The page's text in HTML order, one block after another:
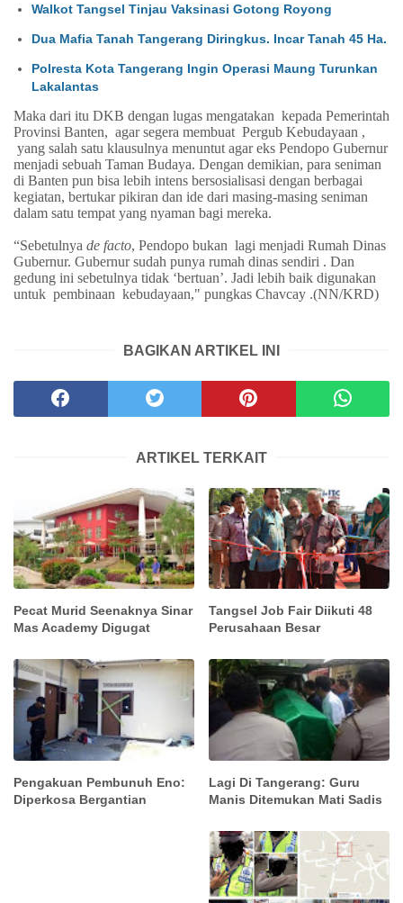
Walkot Tangsel Tinjau Vaksinasi Gotong Royong
Dua Mafia Tanah Tangerang Diringkus. Incar Tanah 45 Ha.
Polresta Kota Tangerang Ingin Operasi Maung Turunkan
Lakalantas
Maka dari itu DKB dengan lugas mengatakan kepada Pemerintah
Provinsi Banten, agar segera membuat Pergub Kebudayaan ,
yang salah satu klausulnya menuntut agar eks Pendopo Gubernur
menjadi sebuah Taman Budaya. Dengan demikian, para seniman
di Banten pun bisa lebih intens bersosialisasi dengan berbagai
kegiatan, bertukar pikiran dan ide dari masing-masing seniman
dalam satu tempat yang nyaman bagi mereka.
“Sebetulnya de facto, Pendopo bukan lagi menjadi Rumah Dinas
Gubernur. Gubernur sudah punya rumah dinas sendiri . Dan
gedung ini sebetulnya tidak ‘bertuan’. Jadi lebih baik digunakan
untuk pembinaan kebudayaan," pungkas Chavcay .(NN/KRD)
BAGIKAN ARTIKEL INI
ARTIKEL TERKAIT
Pecat Murid Seenaknya Sinar
Mas Academy Digugat
Tangsel Job Fair Diikuti 48
Perusahaan Besar
Pengakuan Pembunuh Eno:
Diperkosa Bergantian
Lagi Di Tangerang: Guru
Manis Ditemukan Mati Sadis